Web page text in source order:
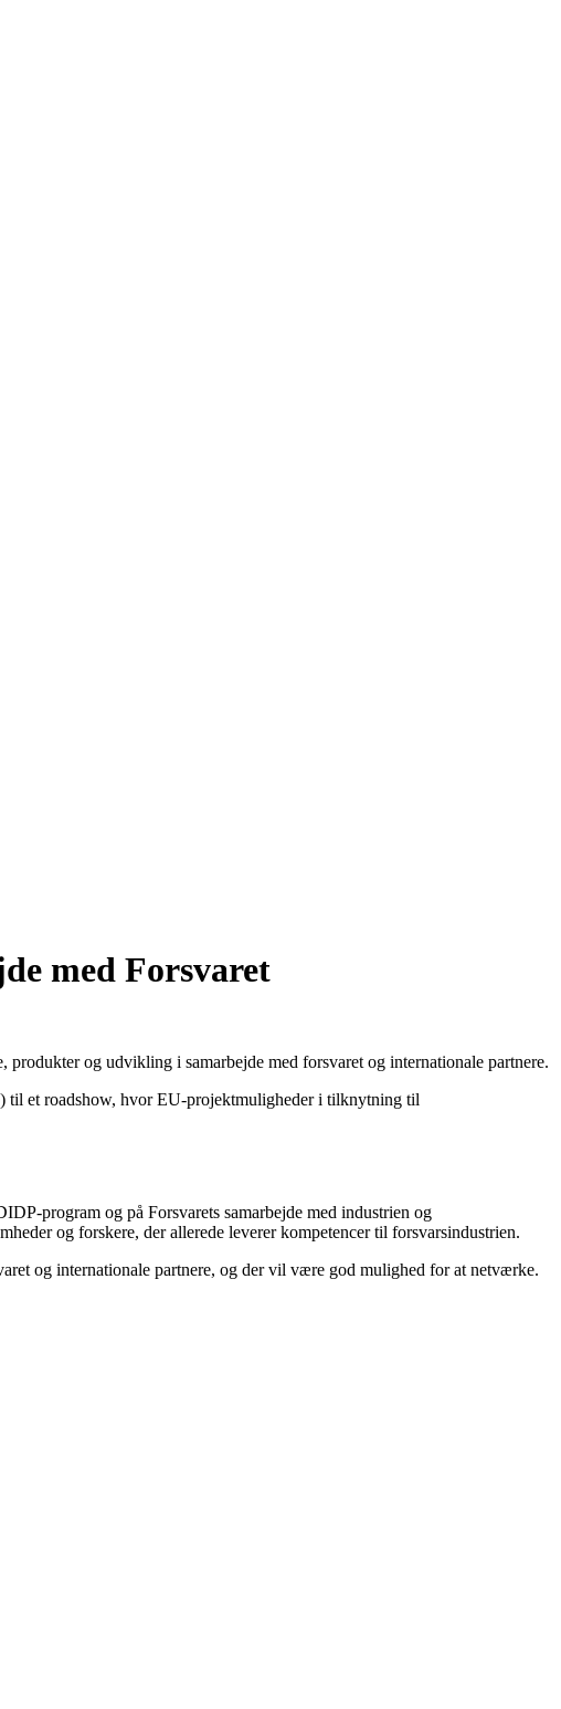
med Forsvaret
og udvikling i samarbejde med forsvaret og internationale partnere.
til et roadshow, hvor EU-projektmuligheder i tilknytning til
program og på Forsvarets samarbejde med industrien og
og forskere, der allerede leverer kompetencer til forsvarsindustrien.
og internationale partnere, og der vil være god mulighed for at netværke.